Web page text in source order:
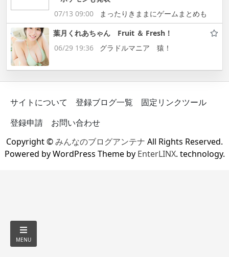
07/13 09:00
まったりきままにゲームまとめも
葉月くれあちゃん Fruit ＆ Fresh！
06/29 19:36
グラドルマニア 猿！
サイトについて 登録ブログ一覧
固定リンクツール
登録申請
お問い合わせ
Copyright ©みんなのブログアンテナ All Rights Reserved.
Powered by WordPress Theme by EnterLINX. technology.
MENU